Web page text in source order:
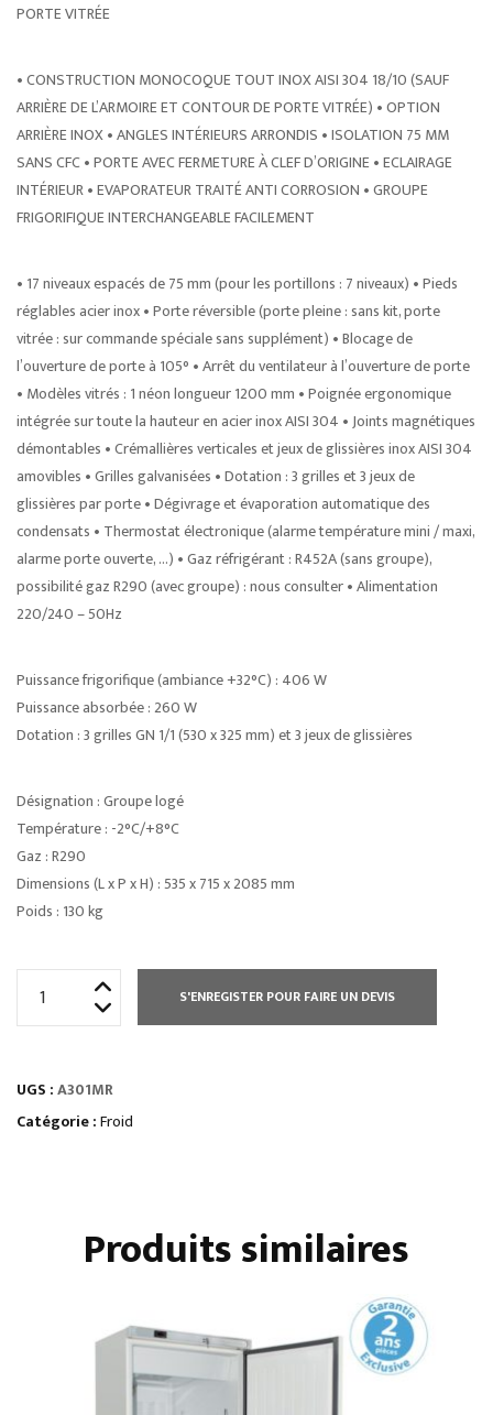
PORTE VITRÉE
• CONSTRUCTION MONOCOQUE TOUT INOX AISI 304 18/10 (SAUF
ARRIÈRE DE L’ARMOIRE ET CONTOUR DE PORTE VITRÉE) • OPTION
ARRIÈRE INOX • ANGLES INTÉRIEURS ARRONDIS • ISOLATION 75 MM
SANS CFC • PORTE AVEC FERMETURE À CLEF D’ORIGINE • ECLAIRAGE
INTÉRIEUR • EVAPORATEUR TRAITÉ ANTI CORROSION • GROUPE
FRIGORIFIQUE INTERCHANGEABLE FACILEMENT
• 17 niveaux espacés de 75 mm (pour les portillons : 7 niveaux) • Pieds
réglables acier inox • Porte réversible (porte pleine : sans kit, porte
vitrée : sur commande spéciale sans supplément) • Blocage de
l’ouverture de porte à 105° • Arrêt du ventilateur à l’ouverture de porte
• Modèles vitrés : 1 néon longueur 1200 mm • Poignée ergonomique
intégrée sur toute la hauteur en acier inox AISI 304 • Joints magnétiques
démontables • Crémallières verticales et jeux de glissières inox AISI 304
amovibles • Grilles galvanisées • Dotation : 3 grilles et 3 jeux de
glissières par porte • Dégivrage et évaporation automatique des
condensats • Thermostat électronique (alarme température mini / maxi,
alarme porte ouverte, …) • Gaz réfrigérant : R452A (sans groupe),
possibilité gaz R290 (avec groupe) : nous consulter • Alimentation
220/240 – 50Hz
Puissance frigorifique (ambiance +32°C) : 406 W
Puissance absorbée : 260 W
Dotation : 3 grilles GN 1/1 (530 x 325 mm) et 3 jeux de glissières
Désignation : Groupe logé
Température : -2°C/+8°C
Gaz : R290
Dimensions (L x P x H) : 535 x 715 x 2085 mm
Poids : 130 kg
L
POSITIVE
S'ENREGISTER POUR FAIRE UN DEVIS
UGS :A301MR
Catégorie :Froid
Produits similaires